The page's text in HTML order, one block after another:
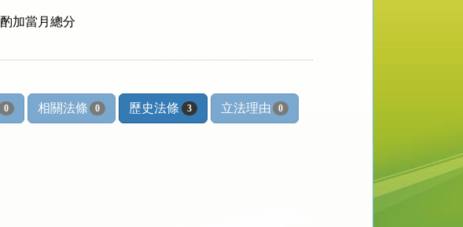
加當月總分
0 相關法條 0 歷史法條 3 立法理由 0